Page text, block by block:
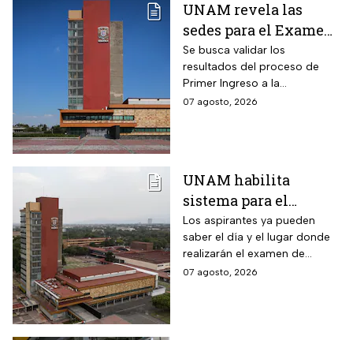
UNAM revela las
sedes para el Examen
de control 2026;
consulta dónde será
Se busca validar los
resultados del proceso de
Primer Ingreso a la
Licenciatura luego de
07 agosto, 2026
UNAM habilita
sistema para el
examen de control: así
puedes consultar
fecha, hora y sede
Los aspirantes ya pueden
saber el día y el lugar donde
realizarán el examen de
control de forma presencial
07 agosto, 2026